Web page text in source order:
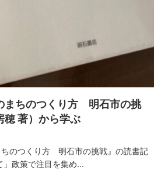
まちのつくり方 明石市の挑
穂 著）から学ぶ
ちのつくり方 明石市の挑戦』の読書記
」政策で注目を集め...